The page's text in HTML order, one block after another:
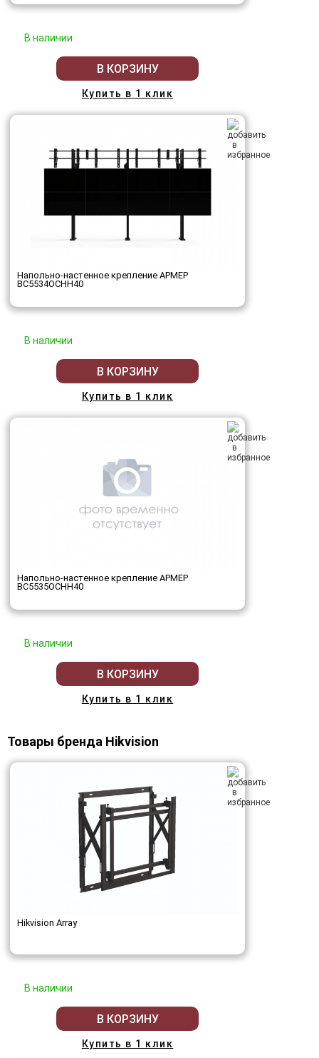
В наличии
В КОРЗИНУ
Купить в 1 клик
Напольно-настенное крепление АРМЕР
ВС5534ОСНН40
В наличии
В КОРЗИНУ
Купить в 1 клик
Напольно-настенное крепление АРМЕР
ВС5535ОСНН40
В наличии
В КОРЗИНУ
Купить в 1 клик
Товары бренда Hikvision
Hikvision Array
В наличии
В КОРЗИНУ
Купить в 1 клик